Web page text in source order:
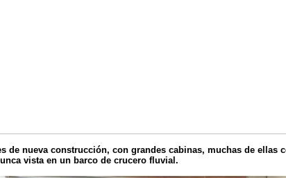
de nueva construcción, con grandes cabinas, muchas de ellas
vista en un barco de crucero fluvial.